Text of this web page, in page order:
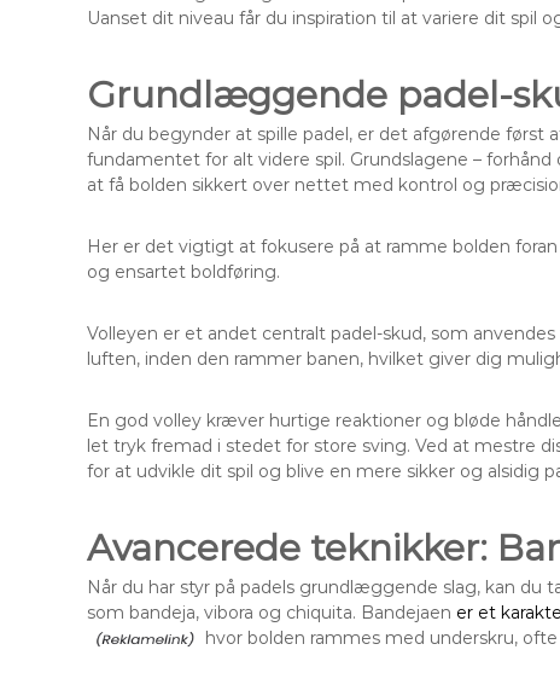
Uanset dit niveau får du inspiration til at variere dit spil
Grundlæggende padel-
Når du begynder at spille padel, er det afgørende
fundamentet for alt videre spil. Grundslagene –
at få bolden sikkert over nettet med kontrol og
Her er det vigtigt at fokusere på at ramme bolden
og ensartet boldføring.
Volleyen er et andet centralt padel-skud, som
luften, inden den rammer banen, hvilket giver dig
En god volley kræver hurtige reaktioner og bløde
let tryk fremad i stedet for store sving. Ved at mestre
for at udvikle dit spil og blive en mere sikker og alsidig
Avancerede teknikker:
Når du har styr på padels grundlæggende slag, kan
som bandeja, vibora og chiquita. Bandejaen er et
hvor bolden rammes med underskru,